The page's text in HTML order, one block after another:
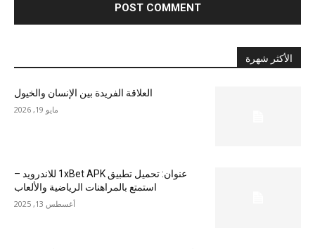
الأكثر شهرة
العلاقة الفريدة بين الإنسان والخيول
مايو 19, 2026
عنوان: تحميل تطبيق 1xBet APK للاندرويد –
استمتع بالمراهنات الرياضية والألعاب
أغسطس 13, 2025